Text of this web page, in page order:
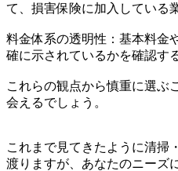
て、損害保険に加入している
料金体系の透明性：基本料金
確に示されているかを確認す
これらの観点から慎重に選ぶ
会えるでしょう。
これまで見てきたように清掃
渡りますが、あなたのニーズ